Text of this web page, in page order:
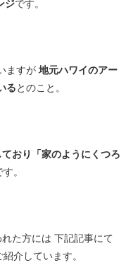
ジです。
ますが 地元ハワイのアー
るとのこと。
おり「家のようにくつろ
。
た方には 下記記事にて
介しています。